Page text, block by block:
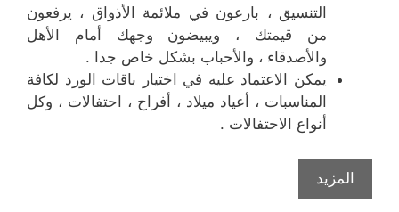
التنسيق ، بارعون في ملائمة الأذواق ، يرفعون
من قيمتك ، ويبيضون وجهك أمام الأهل
والأصدقاء ، والأحباب بشكل خاص جدا .
يمكن الاعتماد عليه في اختيار باقات الورد لكافة
المناسبات ، أعياد ميلاد ، أفراح ، احتفالات ، وكل
أنواع الاحتفالات .
المزيد